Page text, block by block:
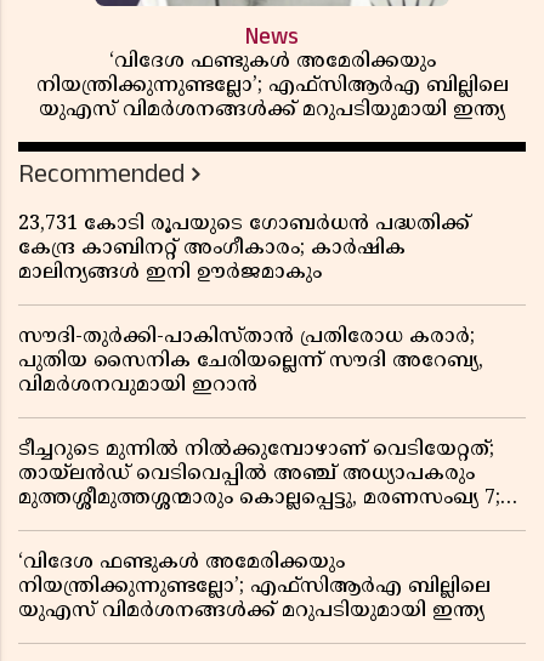
News
‘വിദേശ ഫണ്ടുകൾ അമേരിക്കയും
നിയന്ത്രിക്കുന്നുണ്ടല്ലോ’; എഫ്സിആർഎ ബില്ലിലെ
യുഎസ് വിമർശനങ്ങൾക്ക് മറുപടിയുമായി ഇന്ത്യ
Recommended
23,731 കോടി രൂപയുടെ ഗോബർധൻ പദ്ധതിക്ക്
കേന്ദ്ര കാബിനറ്റ് അംഗീകാരം; കാർഷിക
മാലിന്യങ്ങൾ ഇനി ഊർജമാകും
സൗദി-തുർക്കി-പാകിസ്താൻ പ്രതിരോധ കരാർ;
പുതിയ സൈനിക ചേരിയല്ലെന്ന് സൗദി അറേബ്യ,
വിമർശനവുമായി ഇറാൻ
ടീച്ചറുടെ മുന്നിൽ നിൽക്കുമ്പോഴാണ് വെടിയേറ്റത്;
തായ്‌ലൻഡ് വെടിവെപ്പിൽ അഞ്ച് അധ്യാപകരും
മുത്തശ്ശീമുത്തശ്ശന്മാരും കൊല്ലപ്പെട്ടു, മരണസംഖ്യ 7;
‘വിദേശ ഫണ്ടുകൾ അമേരിക്കയും
നിയന്ത്രിക്കുന്നുണ്ടല്ലോ’; എഫ്സിആർഎ ബില്ലിലെ
യുഎസ് വിമർശനങ്ങൾക്ക് മറുപടിയുമായി ഇന്ത്യ